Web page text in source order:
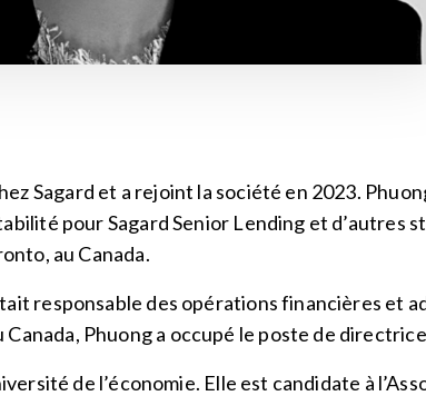
Sagard et a rejoint la société en 2023.
pour Sagard Senior Lending et d’autres
au Canada.
responsable des opérations financières et
Phuong a occupé le poste de
de l’économie. Elle est candidate à